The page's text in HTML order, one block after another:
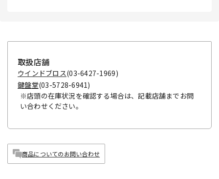
取扱店舗
ウインドブロス(03-6427-1969)
鍵盤堂(03-5728-6941)
※店頭の在庫状況を確認する場合は、記載店舗までお問
い合わせください。
商品についてのお問い合わせ